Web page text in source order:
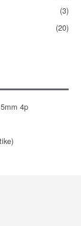
(3)
(20)
4p